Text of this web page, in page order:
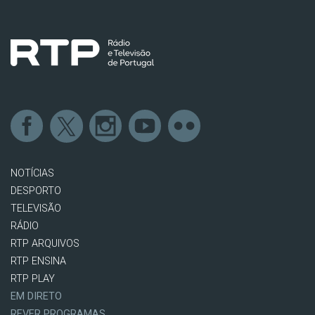
NOTÍCIAS
DESPORTO
TELEVISÃO
RÁDIO
RTP ARQUIVOS
RTP ENSINA
RTP PLAY
EM DIRETO